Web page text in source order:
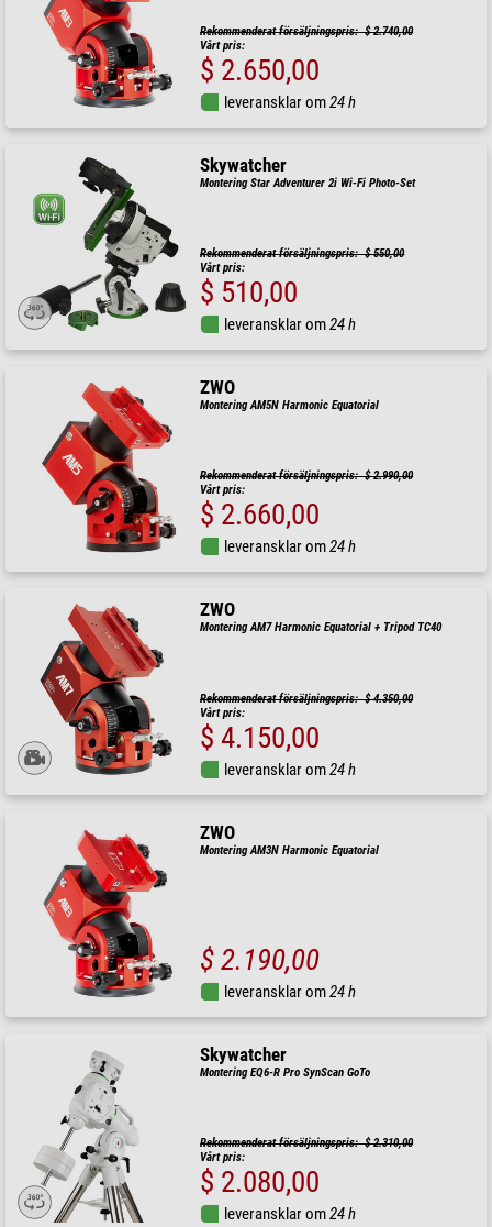
Rekommenderat försäljningspris: $ 2.740,00
Vårt pris:
$ 2.650,00
leveransklar om24 h
Skywatcher
Montering Star Adventurer 2i Wi-Fi Photo-Set
Rekommenderat försäljningspris: $ 550,00
Vårt pris:
$ 510,00
leveransklar om24 h
ZWO
Montering AM5N Harmonic Equatorial
Rekommenderat försäljningspris: $ 2.990,00
Vårt pris:
$ 2.660,00
leveransklar om24 h
ZWO
Montering AM7 Harmonic Equatorial + Tripod TC40
Rekommenderat försäljningspris: $ 4.350,00
Vårt pris:
$ 4.150,00
leveransklar om24 h
ZWO
Montering AM3N Harmonic Equatorial
$ 2.190,00
leveransklar om24 h
Skywatcher
Montering EQ6-R Pro SynScan GoTo
Rekommenderat försäljningspris: $ 2.310,00
Vårt pris:
$ 2.080,00
leveransklar om24 h